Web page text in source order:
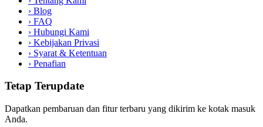
› Blog
› FAQ
› Hubungi Kami
› Kebijakan Privasi
› Syarat & Ketentuan
› Penafian
Tetap Terupdate
Dapatkan pembaruan dan fitur terbaru yang dikirim ke kotak masuk
Anda.